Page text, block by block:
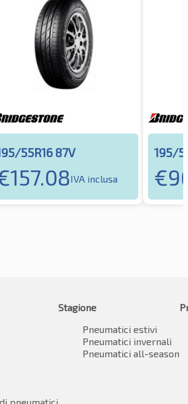
55R16 87V
157.08IVA inclusa
195/
€
Stagione
Pneumatici estivi
Pneumatici invernali
Pneumatici all-season